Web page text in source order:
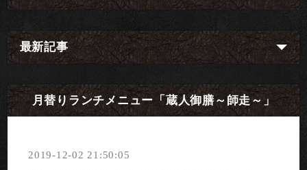
最新記事
月替りランチメニュー「蔵人御膳～師走～」
2019-12-02 21:50:05